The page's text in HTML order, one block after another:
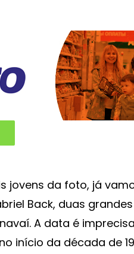
jovens da foto, já
Back, duas
A data é
início da década de